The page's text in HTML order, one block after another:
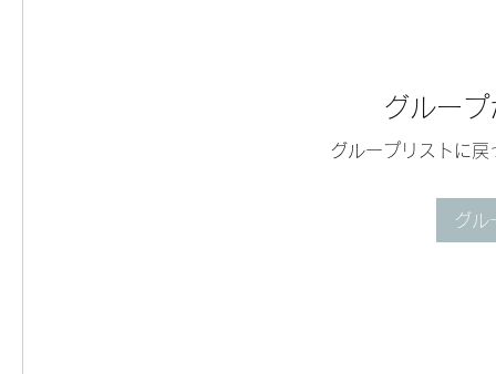
グルー
グループリストに
グル